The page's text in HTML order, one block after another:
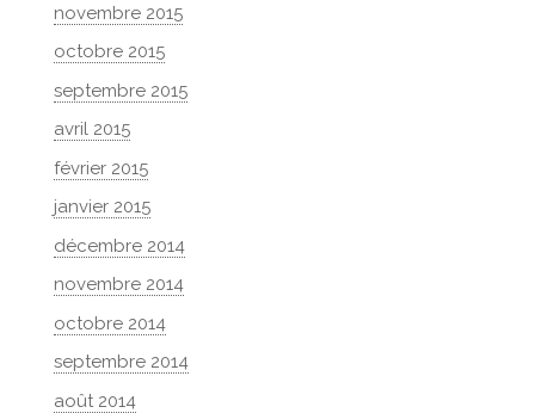
novembre 2015
octobre 2015
septembre 2015
avril 2015
février 2015
janvier 2015
décembre 2014
novembre 2014
octobre 2014
septembre 2014
août 2014